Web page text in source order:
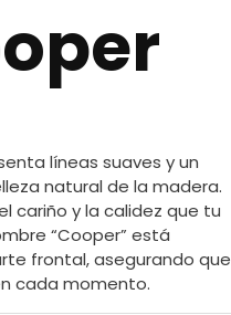
líneas suaves y un
natural de la madera.
cariño y la calidez que tu
“Cooper” está
frontal, asegurando que
cada momento.